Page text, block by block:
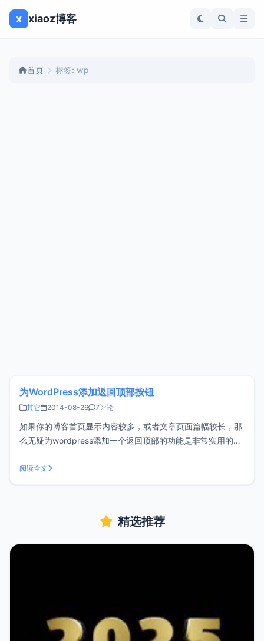
x xiaoz博客
首页 标签: wp
为WordPress添加返回顶部按钮
其它 2014-08-26 7评论
如果你的博客首页显示内容较多，或者文章页面篇幅较长，那
么无疑为wordpress添加一个返回顶部的功能是非常实用的，
一、首先将下面的代码添加到主题目录的style.css样式表中，
当然也可以根据自己的风格进行修改：/*返回顶部样式*/
阅读全文
精选推荐